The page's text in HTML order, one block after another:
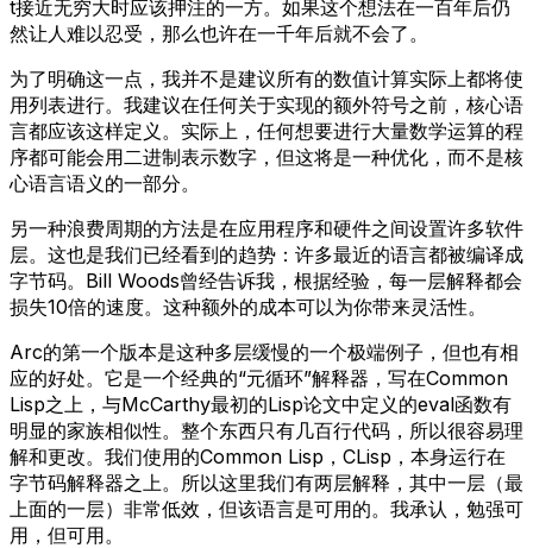
t接近无穷大时应该押注的一方。如果这个想法在一百年后仍
然让人难以忍受，那么也许在一千年后就不会了。
为了明确这一点，我并不是建议所有的数值计算实际上都将使
用列表进行。我建议在任何关于实现的额外符号之前，核心语
言都应该这样定义。实际上，任何想要进行大量数学运算的程
序都可能会用二进制表示数字，但这将是一种优化，而不是核
心语言语义的一部分。
另一种浪费周期的方法是在应用程序和硬件之间设置许多软件
层。这也是我们已经看到的趋势：许多最近的语言都被编译成
字节码。Bill Woods曾经告诉我，根据经验，每一层解释都会
损失10倍的速度。这种额外的成本可以为你带来灵活性。
Arc的第一个版本是这种多层缓慢的一个极端例子，但也有相
应的好处。它是一个经典的“元循环”解释器，写在Common
Lisp之上，与McCarthy最初的Lisp论文中定义的eval函数有
明显的家族相似性。整个东西只有几百行代码，所以很容易理
解和更改。我们使用的Common Lisp，CLisp，本身运行在
字节码解释器之上。所以这里我们有两层解释，其中一层（最
上面的一层）非常低效，但该语言是可用的。我承认，勉强可
用，但可用。